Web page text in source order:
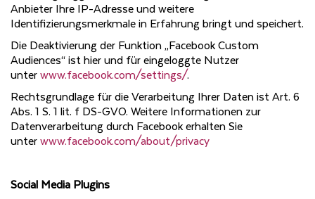
Anbieter Ihre IP-Adresse und weitere
Identifizierungsmerkmale in Erfahrung bringt und speichert.
Die Deaktivierung der Funktion „Facebook Custom
Audiences“ ist hier und für eingeloggte Nutzer
unterwww.facebook.com/settings/.
Rechtsgrundlage für die Verarbeitung Ihrer Daten ist Art. 6
Abs. 1 S. 1 lit. f DS-GVO. Weitere Informationen zur
Datenverarbeitung durch Facebook erhalten Sie
unterwww.facebook.com/about/privacy
Social Media Plugins